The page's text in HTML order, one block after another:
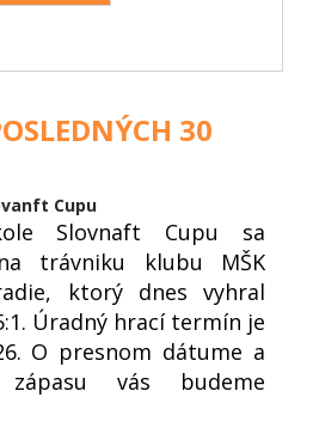
30
Cupu
Slovnaft Cupu sa
trávniku klubu MŠK
ktorý dnes vyhral
Úradný hrací termín je
O presnom dátume a
vás budeme